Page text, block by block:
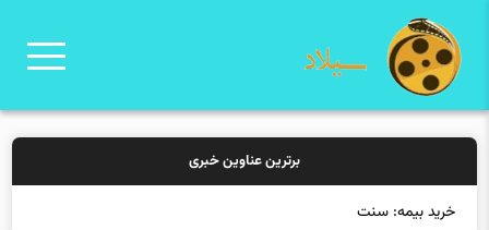
برترین عناوین خبری
خرید بیمه: سنتی یا آنلاین؟ کدامی